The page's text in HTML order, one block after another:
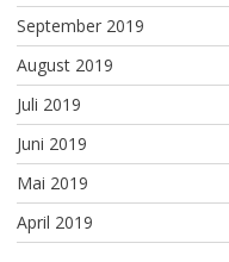
September 2019
August 2019
Juli 2019
Juni 2019
Mai 2019
April 2019